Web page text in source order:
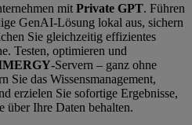
mit Private GPT. Führen
GenAI-Lösung lokal aus, sichern
Sie gleichzeitig effizientes
Testen, optimieren und
-Servern – ganz ohne
Sie das Wissensmanagement,
erzielen Sie sofortige Ergebnisse,
Ihre Daten behalten.